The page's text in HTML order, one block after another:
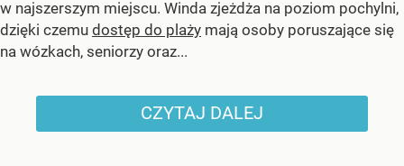
w najszerszym miejscu. Winda zjeżdża na poziom pochylni,
dzięki czemu dostęp do plaży mają osoby poruszające się
na wózkach, seniorzy oraz...
CZYTAJ DALEJ